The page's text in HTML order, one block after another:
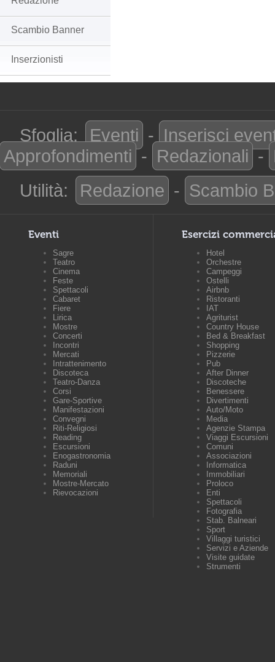
Scambio Banner
Inserzionisti
Sfoglia: Eventi - Inserisci
Approfondimenti - Redazionali -
Utilità:
Redazione - Scambio
Eventi
Sagre
Teatro
Cinema
Feste
Spettacoli
Cabaret
Fiere
Lirica
Mostre
Concerti
Incontri
Mercati
Intrattenimento
Discoteca
Teatro-Danza
Corsi
Gare-Sportive
Manifestazioni
Convegni
Riti-Religiosi
Reading
Escursioni
Enogastronomia
Raduni
Memoriali
Mostre-Mercato
Rievocazioni
Esercizi
Hotel
Orchestre
Campeggi
Ostelli
Airbnb
Ristoranti
IAT
Agriturist
Country House
Bed & Breakfast
Shopping
Pizzerie
Pub
After Dinner
Discoteche
Benessere
Divertimenti
Auto/Moto
Media
Agenzie Stampa
Viaggi Escursioni
Comuni
Associazioni
Informatica
Immobiliari
Proloco
Enti
Spettacoli
Fotografia
Stab. Balneari
Sport
Villaggi turistici
Servizi e Aziende
Visite guidate
Strumenti